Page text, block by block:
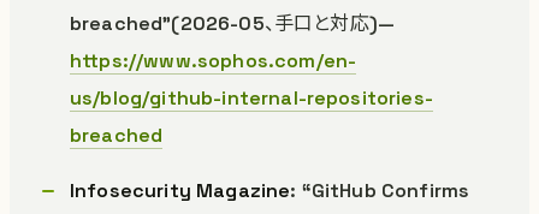
breached”(2026-05、手口と対応)—
https://www.sophos.com/en-
us/blog/github-internal-repositories-
breached
Infosecurity Magazine: “GitHub Confirms